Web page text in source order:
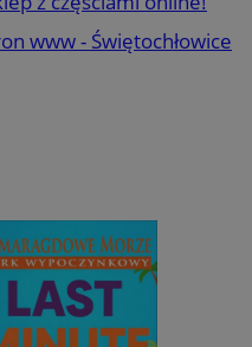
www - Świętochłowice